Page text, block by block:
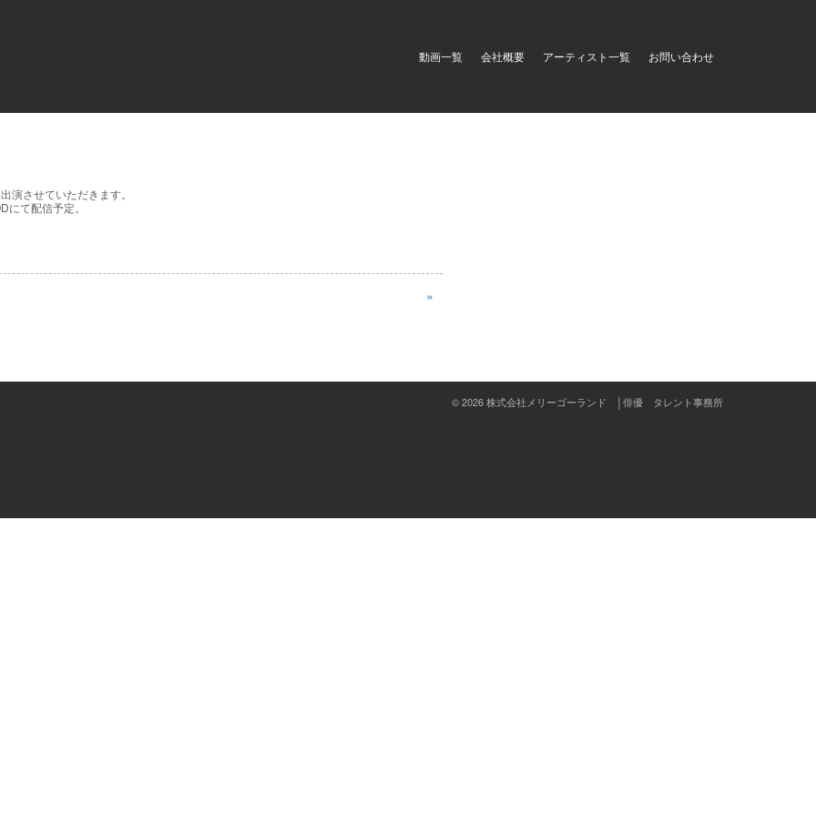
動画一覧 会社概要 アーティスト一覧 お問い合わせ
させていただきます。
て配信予定。
»
© 2026 株式会社メリーゴーランド │俳優 タレント事務所